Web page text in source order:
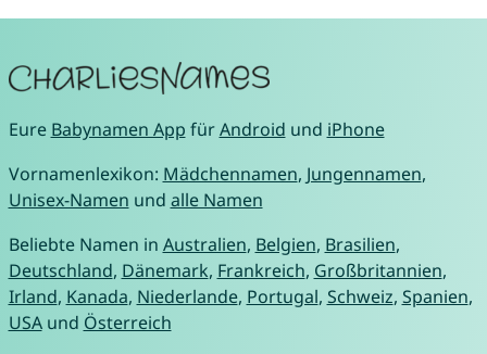
Eure Babynamen App fürAndroid und iPhone
Vornamenlexikon: Mädchennamen, Jungennamen,
Unisex-Namen und alle Namen
Beliebte Namen in Australien, Belgien, Brasilien,
Deutschland, Dänemark, Frankreich, Großbritannien,
Irland, Kanada, Niederlande, Portugal, Schweiz, Spanien,
USAund Österreich